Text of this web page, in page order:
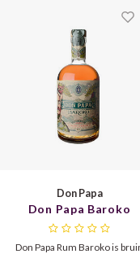
Don Papa
Don Papa Baroko
Don Papa Rum Baroko is